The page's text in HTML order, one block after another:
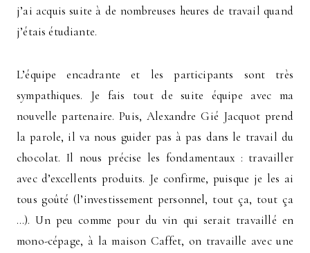
j’ai acquis suite à de nombreuses heures de travail quand
j’étais étudiante.
L’équipe encadrante et les participants sont très
sympathiques. Je fais tout de suite équipe avec ma
nouvelle partenaire. Puis, Alexandre Gié Jacquot prend
la parole, il va nous guider pas à pas dans le travail du
chocolat. Il nous précise les fondamentaux : travailler
avec d’excellents produits. Je confirme, puisque je les ai
tous goûté (l’investissement personnel, tout ça, tout ça
…). Un peu comme pour du vin qui serait travaillé en
mono-cépage, à la maison Caffet, on travaille avec une